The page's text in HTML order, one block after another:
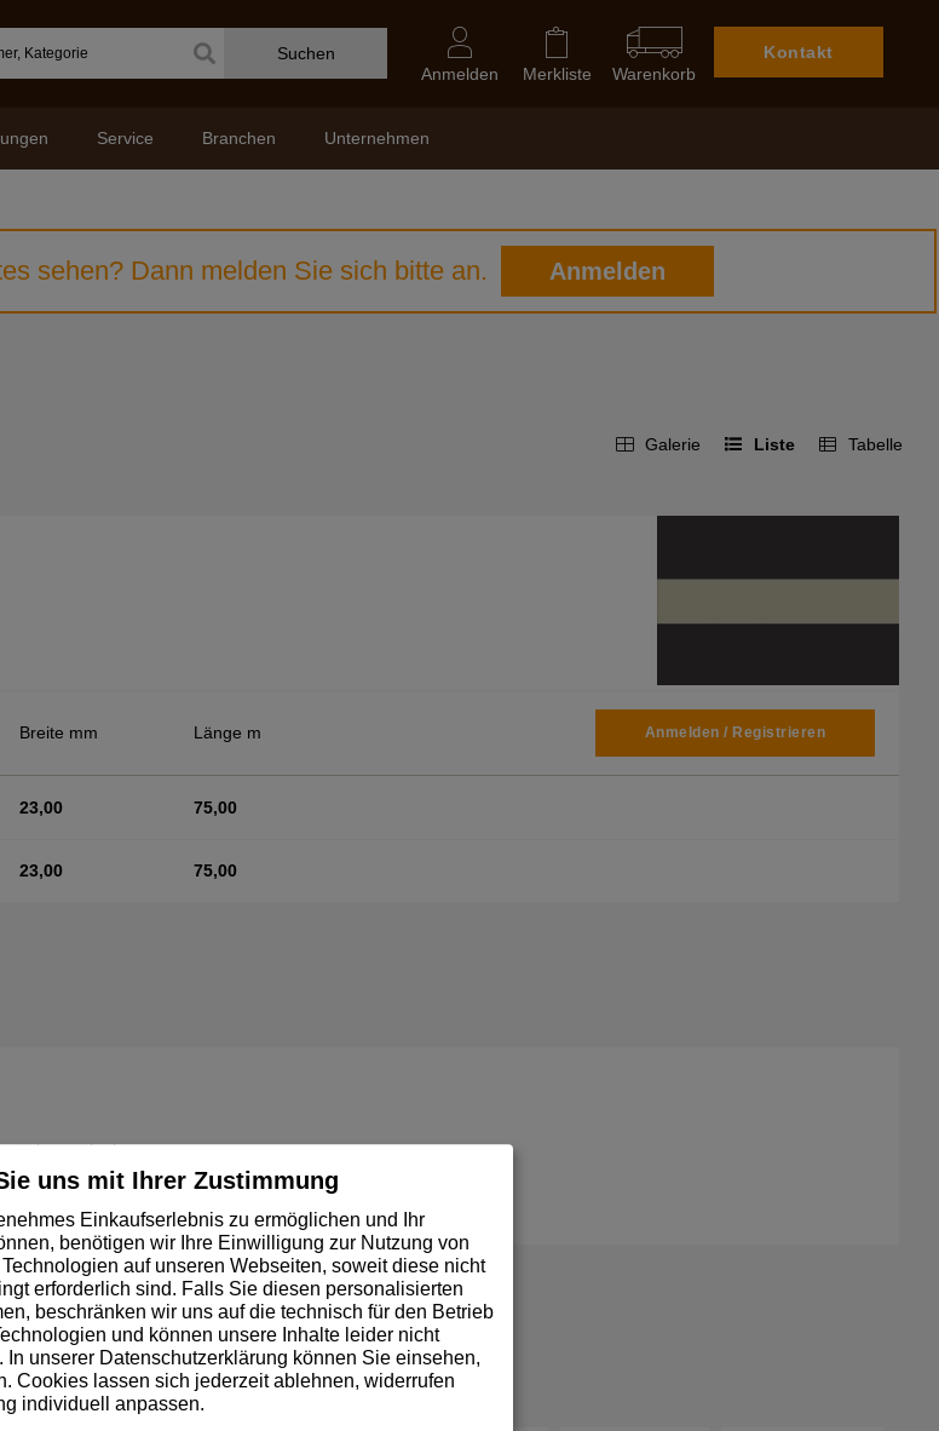
Suchen
Kontakt
Warenkorb
Merkliste
Anmelden
Unternehmen
Branchen
Service
sehen? Dann melden Sie sich bitte an. Anmelden
Galerie Liste Tabelle
Breite mm Länge m Anmelden / Registrieren
23,00 75,00
23,00 75,00
registrieren.
uns mit Ihrer Zustimmung
Einkaufserlebnis zu ermöglichen und Ihr
benötigen wir Ihre Einwilligung zur Nutzung von
auf unseren Webseiten, soweit diese nicht
erforderlich sind. Falls Sie diesen personalisierten
beschränken wir uns auf die technisch für den Betrieb
und können unsere Inhalte leider nicht
unserer Datenschutzerklärung können Sie einsehen,
Cookies lassen sich jederzeit ablehnen, widerrufen
individuell anpassen.